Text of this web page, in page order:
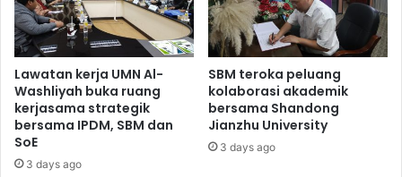
Lawatan kerja UMN Al-
Washliyah buka ruang
kerjasama strategik
bersama IPDM, SBM dan
SoE
3 days ago
SBM teroka peluang
kolaborasi akademik
bersama Shandong
Jianzhu University
3 days ago